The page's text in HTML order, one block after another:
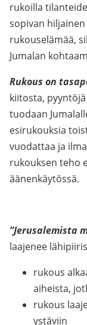
rukoilla
sopivan
rukouselämää,
Jumalan
Rukous on
kiitosta,
tuodaan
esirukouksia
vuodattaa ja
rukouksen teho
äänenkäytössä.
”Jerusalemista
laajenee
rukous
aiheista,
rukous
ystäviin